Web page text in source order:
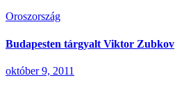
Oroszország
Budapesten tárgyalt Viktor Zubkov
október 9, 2011